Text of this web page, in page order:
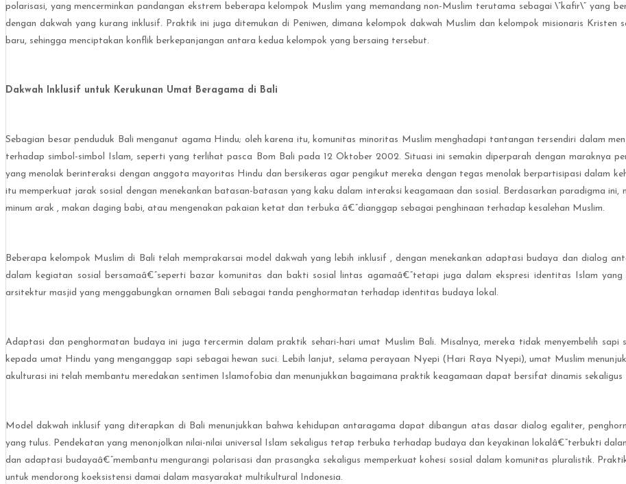
polarisasi, yang mencerminkan pandangan ekstrem beberapa kelompok Muslim yang memandang non-Muslim terutama sebagai \”kafir\” yang
dengan dakwah yang kurang inklusif. Praktik ini juga ditemukan di Peniwen, dimana kelompok dakwah Muslim dan kelompok misionaris Kristen
baru, sehingga menciptakan konflik berkepanjangan antara kedua kelompok yang bersaing tersebut.
Dakwah Inklusif untuk Kerukunan Umat Beragama di Bali
Sebagian besar penduduk Bali menganut agama Hindu; oleh karena itu, komunitas minoritas Muslim menghadapi tantangan tersendiri dalam
terhadap simbol-simbol Islam, seperti yang terlihat pasca Bom Bali pada 12 Oktober 2002. Situasi ini semakin diperparah dengan maraknya
yang menolak berinteraksi dengan anggota mayoritas Hindu dan bersikeras agar pengikut mereka dengan tegas menolak berpartisipasi dalam
itu memperkuat jarak sosial dengan menekankan batasan-batasan yang kaku dalam interaksi keagamaan dan sosial. Berdasarkan paradigma
minum arak , makan daging babi, atau mengenakan pakaian ketat dan terbuka â€”dianggap sebagai penghinaan terhadap kesalehan Muslim.
Beberapa kelompok Muslim di Bali telah memprakarsai model dakwah yang lebih inklusif , dengan menekankan adaptasi budaya dan dialog
dalam kegiatan sosial bersamaâ€”seperti bazar komunitas dan bakti sosial lintas agamaâ€”tetapi juga dalam ekspresi identitas Islam
arsitektur masjid yang menggabungkan ornamen Bali sebagai tanda penghormatan terhadap identitas budaya lokal.
Adaptasi dan penghormatan budaya ini juga tercermin dalam praktik sehari-hari umat Muslim Bali. Misalnya, mereka tidak menyembelih
kepada umat Hindu yang menganggap sapi sebagai hewan suci. Lebih lanjut, selama perayaan Nyepi (Hari Raya Nyepi), umat Muslim
akulturasi ini telah membantu meredakan sentimen Islamofobia dan menunjukkan bagaimana praktik keagamaan dapat bersifat dinamis
Model dakwah inklusif yang diterapkan di Bali menunjukkan bahwa kehidupan antaragama dapat dibangun atas dasar dialog egaliter,
yang tulus. Pendekatan yang menonjolkan nilai-nilai universal Islam sekaligus tetap terbuka terhadap budaya dan keyakinan lokalâ€”terbukti
dan adaptasi budayaâ€”membantu mengurangi polarisasi dan prasangka sekaligus memperkuat kohesi sosial dalam komunitas pluralistik.
untuk mendorong koeksistensi damai dalam masyarakat multikultural Indonesia.